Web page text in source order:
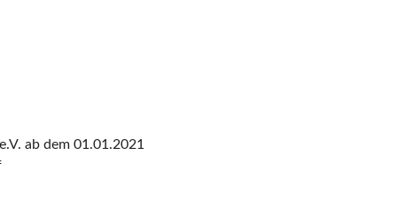
ab dem 01.01.2021